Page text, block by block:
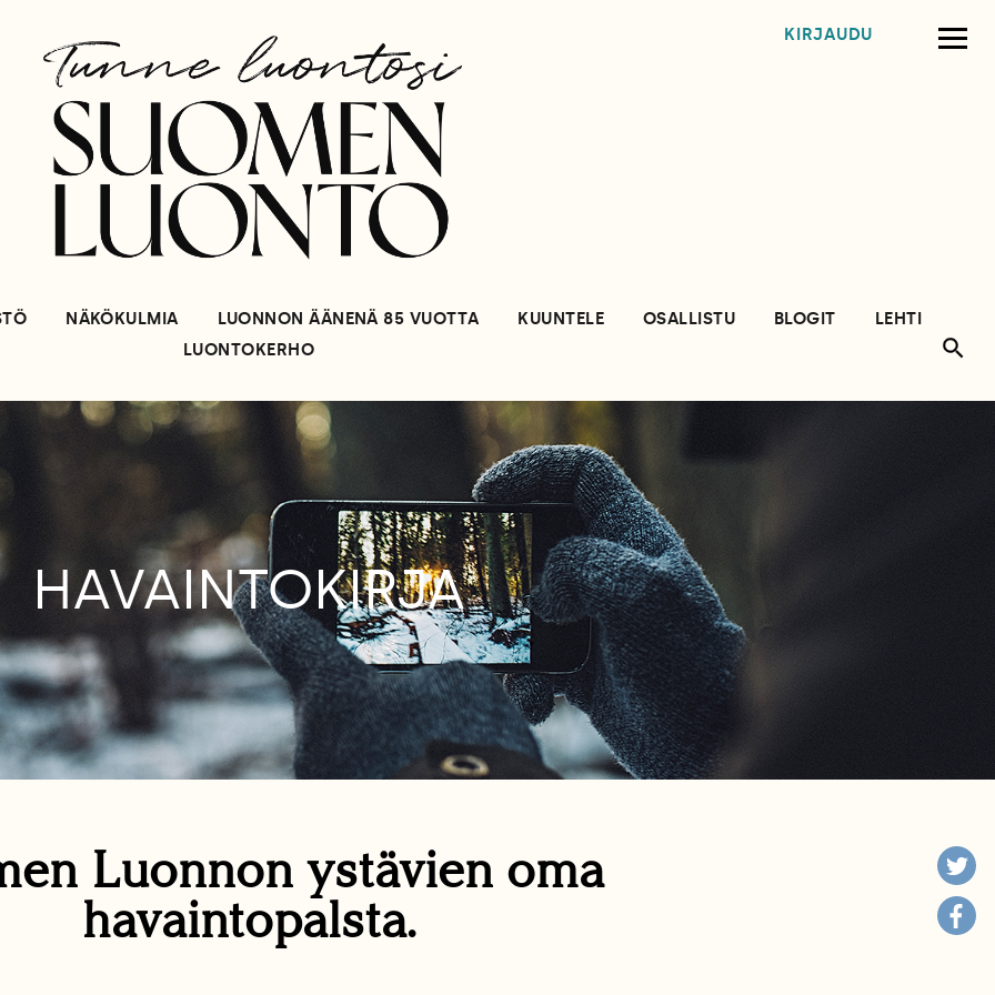
KIRJAUDU
NÄKÖKULMIA LUONNON ÄÄNENÄ 85 VUOTTA KUUNTELE OSALLISTU BLOGIT
LEHTI
LUONTOKERHO
HAVAINTOKIRJA
Luonnon ystävien oma
havaintopalsta.